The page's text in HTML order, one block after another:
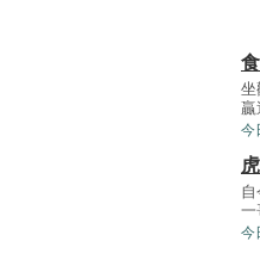
坐
贏
今
一
今